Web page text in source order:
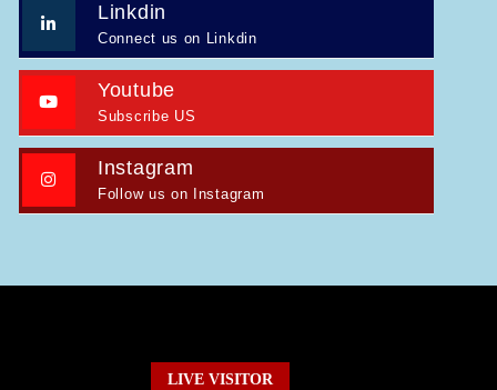
Linkdin
Connect us on Linkdin
Youtube
Subscribe US
Instagram
Follow us on Instagram
LIVE VISITOR